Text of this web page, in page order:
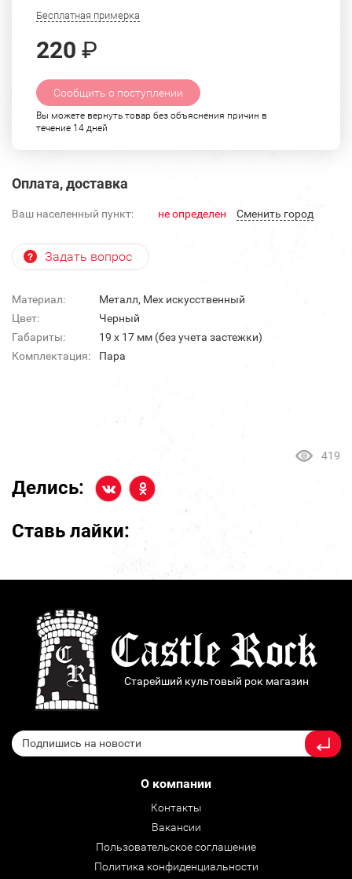
Бесплатная примерка
220 ₽
Сообщить о поступлении
Вы можете вернуть товар без объяснения причин в
течение 14 дней
Оплата, доставка
Ваш населенный пункт: не определен Cменить город
Задать вопрос
Материал:
Металл, Мех искусственный
Цвет:
Черный
Габариты:
19 х 17 мм (без учета застежки)
Комплектация:
Пара
419
Делись:
Ставь лайки:
Старейший культовый рок магазин
О компании
Контакты
Вакансии
Пользовательское соглашение
Политика конфиденциальности